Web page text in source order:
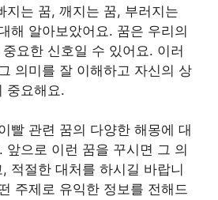
지는 꿈, 깨지는 꿈, 부러지는
해 알아보았어요. 꿈은 우리의
요한 신호일 수 있어요. 이러
의미를 잘 이해하고 자신의 상
중요해요.
빨 관련 꿈의 다양한 해몽에 대
앞으로 이런 꿈을 꾸시면 그 의
적절한 대처를 하시길 바랍니
주제로 유익한 정보를 전해드